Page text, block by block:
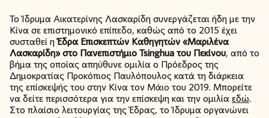
Το Ίδρυμα Αικατερίνης Λασκαρίδη συνεργάζεται ήδη με την
Κίνα σε επιστημονικό επίπεδο, καθώς από το 2015 έχει
συσταθεί ηΈδρα Επισκεπτών Καθηγητών «Μαριλένα
Λασκαρίδη» στο ΠανεπιστήμιοTsinghua του Πεκίνου, από το
βήμα της οποίας απηύθυνε ομιλία ο Πρόεδρος της
Δημοκρατίας Προκόπιος Παυλόπουλος κατά τη διάρκεια
της επίσκεψής του στην Κίνα τον Μάιο του 2019. Μπορείτε
να δείτε περισσότερα για την επίσκεψη και την ομιλίαεδώ.
Στο πλαίσιο λειτουργίας της Έδρας, το Ίδρυμα οργανώνει